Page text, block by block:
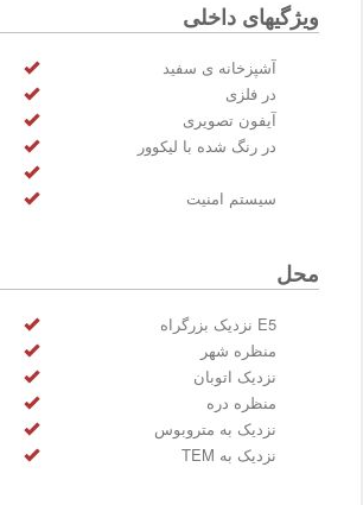
ویژگیهای داخلی
آشپزخانه ی سفید
در فلزی
آیفون تصویری
در رنگ شده با لیکوور
سیستم امنیت
محل
E5 نزدیک بزرگراه
منظره شهر
نزدیک اتوبان
منظره دره
نزدیک به متروبوس
نزدیک به TEM